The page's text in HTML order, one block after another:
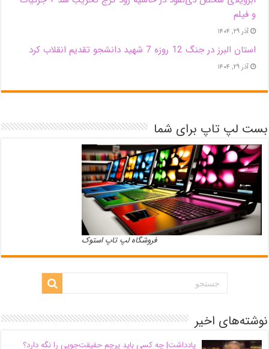
و فیلم
آذر ۲۹, ۱۴۰۴
استان البرز در جنگ 12 روزه 7 شهید دانشجو تقدیم انقلاب کرد
آذر ۲۹, ۱۴۰۴
بست لپ تاپ برای شما
فروشگاه لپ تاپ استوک
نوشته‌های اخیر
یادداشت| ‌چه کسی باید پرچم حقیقت‌جویی را نگه دارد؟